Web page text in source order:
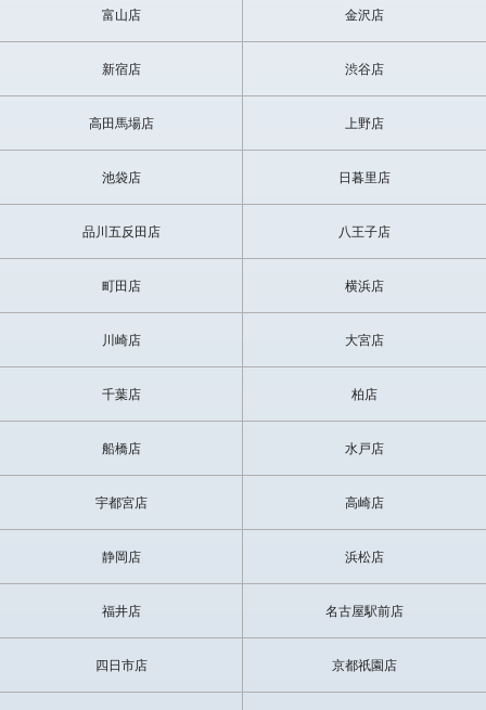
富山店 金沢店
新宿店 渋谷店
高田馬場店 上野店
池袋店 日暮里店
品川五反田店 八王子店
町田店 横浜店
川崎店 大宮店
千葉店 柏店
船橋店 水戸店
宇都宮店 高崎店
静岡店 浜松店
福井店 名古屋駅前店
四日市店 京都祇園店